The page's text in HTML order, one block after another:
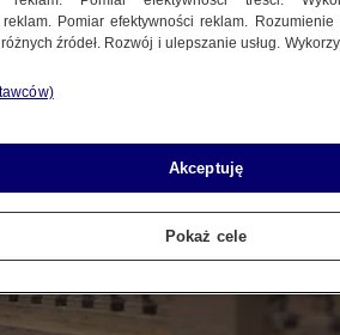
Pomiar efektywności reklam.
źródeł. Rozwój i ulepszanie usług.
Akceptuję
Pokaż cele